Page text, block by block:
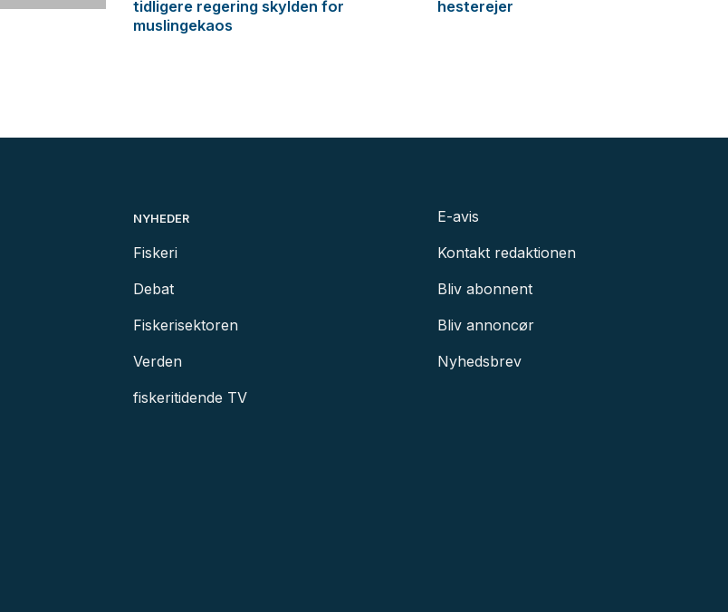
tidligere regering skylden for
muslingekaos
hesterejer
NYHEDER
Fiskeri
Debat
Fiskerisektoren
Verden
fiskeritidende TV
E-avis
Kontakt redaktionen
Bliv abonnent
Bliv annoncør
Nyhedsbrev